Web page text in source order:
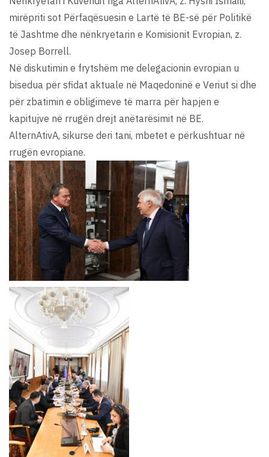
mirëpriti sot Përfaqësuesin e Lartë të BE-së për Politikë
të Jashtme dhe nënkryetarin e Komisionit Evropian, z.
Josep Borrell.
Në diskutimin e frytshëm me delegacionin evropian u
bisedua për sfidat aktuale në Maqedoninë e Veriut si dhe
për zbatimin e obligimeve të marra për hapjen e
kapitujve në rrugën drejt anëtarësimit në BE.
AlternAtivA, sikurse deri tani, mbetet e përkushtuar në
rrugën evropiane.